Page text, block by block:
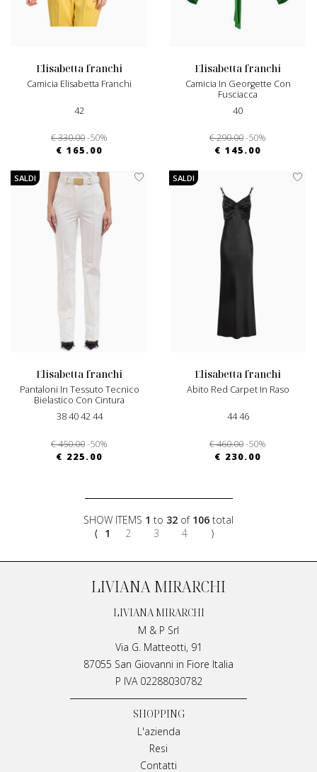
elisabetta franchi
Camicia Elisabetta Franchi
42
€ 330.00-50%
€ 165.00
elisabetta franchi
Camicia In Georgette Con
Fusciacca
40
€ 290.00-50%
€ 145.00
SALDI
elisabetta franchi
Pantaloni In Tessuto Tecnico
Bielastico Con Cintura
38 40 42 44
€ 450.00-50%
€ 225.00
SALDI
elisabetta franchi
Abito Red Carpet In Raso
44 46
€ 460.00-50%
€ 230.00
SHOW ITEMS 1 to 32 of 106 total
⟨
1 2 3 4 ⟩
LIVIANA MIRARCHI
LIVIANA MIRARCHI
M & P Srl
Via G. Matteotti, 91
87055 San Giovanni in Fiore Italia
P IVA 02288030782
SHOPPING
L'azienda
Resi
Contatti